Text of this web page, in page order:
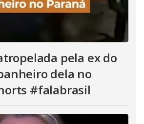
pela ex do
dela no
#falabrasil